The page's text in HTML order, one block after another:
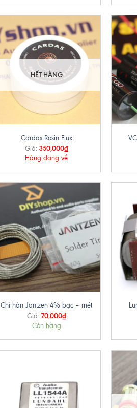
HẾT HÀNG
Cardas Rosin Flux
Giá: 350,000₫
Hàng đang về
+
Chì hàn Jantzen 4% bạc – mét
Giá: 70,000₫
Còn hàng
+